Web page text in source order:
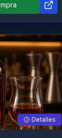
Detalles